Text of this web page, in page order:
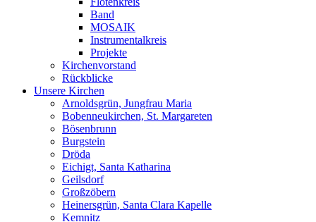
Band
MOSAIK
Instrumentalkreis
Projekte
Kirchenvorstand
Rückblicke
Unsere Kirchen
Arnoldsgrün, Jungfrau Maria
Bobenneukirchen, St. Margareten
Bösenbrunn
Burgstein
Dröda
Eichigt, Santa Katharina
Geilsdorf
Großzöbern
Heinersgrün, Santa Clara Kapelle
Kemnitz